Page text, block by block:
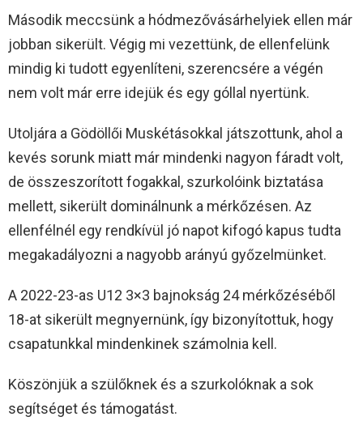
Második meccsünk a hódmezővásárhelyiek ellen már
jobban sikerült. Végig mi vezettünk, de ellenfelünk
mindig ki tudott egyenlíteni, szerencsére a végén
nem volt már erre idejük és egy góllal nyertünk.
Utoljára a Gödöllői Muskétásokkal játszottunk, ahol a
kevés sorunk miatt már mindenki nagyon fáradt volt,
de összeszorított fogakkal, szurkolóink biztatása
mellett, sikerült dominálnunk a mérkőzésen. Az
ellenfélnél egy rendkívül jó napot kifogó kapus tudta
megakadályozni a nagyobb arányú győzelmünket.
A 2022-23-as U12 3×3 bajnokság 24 mérkőzéséből
18-at sikerült megnyernünk, így bizonyítottuk, hogy
csapatunkkal mindenkinek számolnia kell.
Köszönjük a szülőknek és a szurkolóknak a sok
segítséget és támogatást.